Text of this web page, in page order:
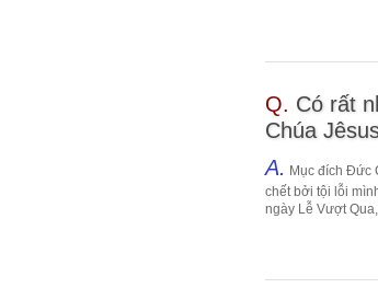
Q. Có rất
Chúa
A. Mục đích Đức
chết bởi tội lỗi
ngày Lễ Vượt